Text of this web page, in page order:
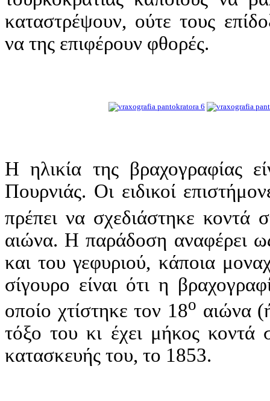
καταστρέψουν, ούτε τους
να της επιφέρουν φθορές.
Η ηλικία της βραχογραφίας
Πουρνιάς. Οι ειδικοί
πρέπει να σχεδιάστηκε κοντά
αιώνα. Η παράδοση αναφέρει
και του γεφυριού, κάποια
σίγουρο είναι ότι η
οποίο χτίστηκε τον 18ο αιώνα
τόξο του κι έχει μήκος κοντά
κατασκευής του, το 1853.